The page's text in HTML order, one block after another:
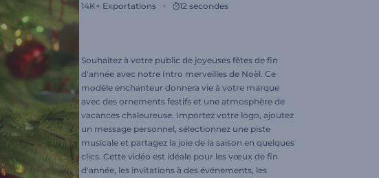
14K+ Exportations 12 secondes
Souhaitez à votre public de joyeuses fêtes de fin
d'année avec notre Intro merveilles de Noël. Ce
modèle enchanteur donnera vie à votre marque
avec des ornements festifs et une atmosphère de
vacances chaleureuse. Importez votre logo, ajoutez
un message personnel, sélectionnez une piste
musicale et partagez la joie de la saison en quelques
clics. Cette vidéo est idéale pour les vœux de fin
d'année, les invitations à des événements, les